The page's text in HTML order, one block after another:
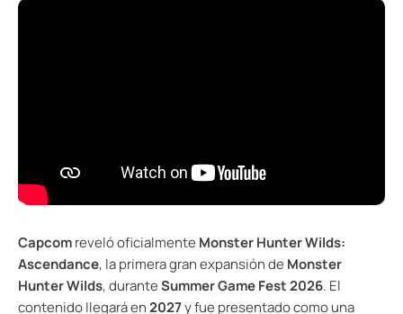
Capcomreveló oficialmente Monster Hunter Wilds:
Ascendance, la primera gran expansión de Monster
Hunter Wilds, duranteSummer Game Fest 2026. El
contenido llegará en2027y fue presentado como una